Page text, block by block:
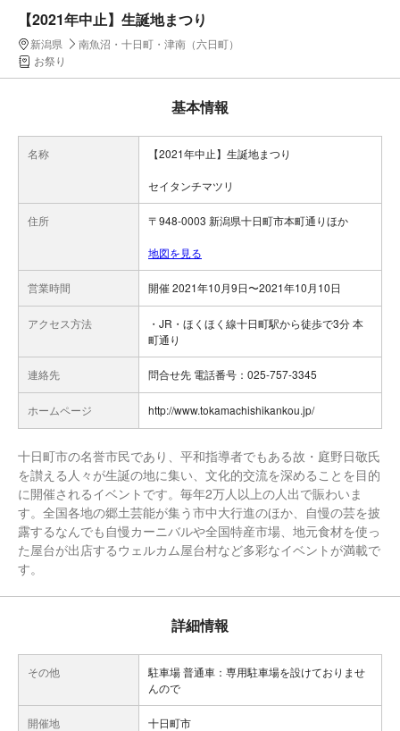
【2021年中止】生誕地まつり
新潟県
南魚沼・十日町・津南（六日町）
お祭り
基本情報
名称 【2021年中止】生誕地まつり
セイタンチマツリ
住所 〒948-0003 新潟県十日町市本町通りほか
地図を見る
営業時間 開催 2021年10月9日〜2021年10月10日
アクセス方法
・JR・ほくほく線十日町駅から徒歩で3分 本
町通り
連絡先 問合せ先 電話番号：025-757-3345
ホームページ http://www.tokamachishikankou.jp/
十日町市の名誉市民であり、平和指導者でもある故・庭野日敬氏
を讃える人々が生誕の地に集い、文化的交流を深めることを目的
に開催されるイベントです。毎年2万人以上の人出で賑わいま
す。全国各地の郷土芸能が集う市中大行進のほか、自慢の芸を披
露するなんでも自慢カーニバルや全国特産市場、地元食材を使っ
た屋台が出店するウェルカム屋台村など多彩なイベントが満載で
す。
詳細情報
その他
駐車場 普通車：専用駐車場を設けておりませ
んので
開催地 十日町市